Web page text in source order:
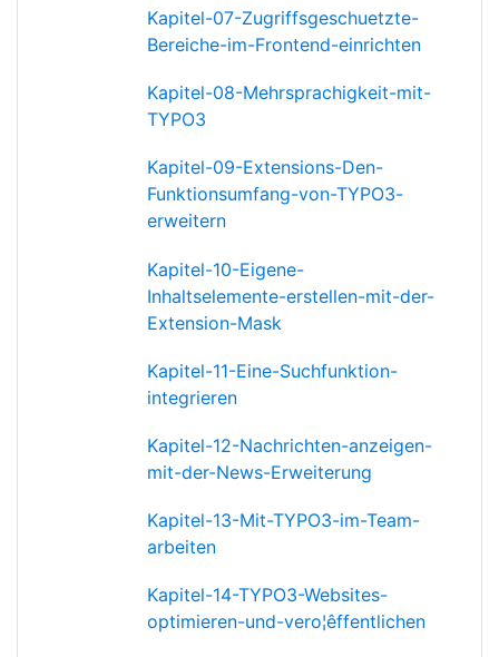
Kapitel-07-Zugriffsgeschuetzte-
Bereiche-im-Frontend-einrichten
Kapitel-08-Mehrsprachigkeit-mit-
TYPO3
Kapitel-09-Extensions-Den-
Funktionsumfang-von-TYPO3-
erweitern
Kapitel-10-Eigene-
Inhaltselemente-erstellen-mit-der-
Extension-Mask
Kapitel-11-Eine-Suchfunktion-
integrieren
Kapitel-12-Nachrichten-anzeigen-
mit-der-News-Erweiterung
Kapitel-13-Mit-TYPO3-im-Team-
arbeiten
Kapitel-14-TYPO3-Websites-
optimieren-und-vero¦êffentlichen